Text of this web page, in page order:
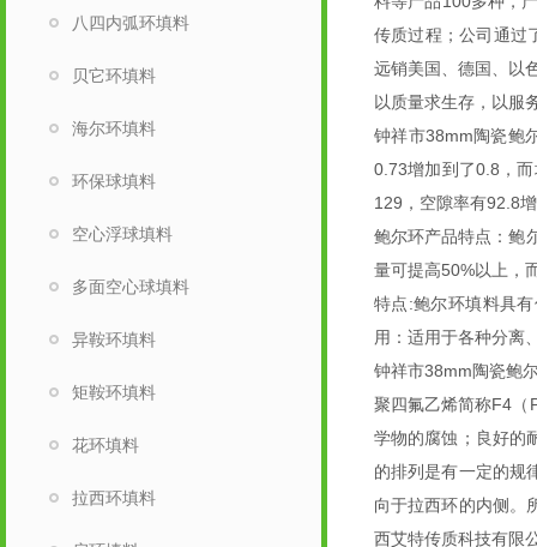
八四内弧环填料
贝它环填料
海尔环填料
环保球填料
空心浮球填料
多面空心球填料
异鞍环填料
矩鞍环填料
花环填料
拉西环填料
传质过程；公司通过
远销美国、德国、以
以 质量求生存，以服
钟祥市38mm陶瓷鲍
0.73增加到了0.8，
129，空隙率有92.8
鲍尔环产品特点：鲍
量可提高50%以上，
特点:鲍尔环填料具
用：适用于各种分离
钟祥市38mm陶瓷鲍
聚四氟乙烯简称F4（
学物的腐蚀；良好的
的排列是有一定的规
向于拉西环的内侧。
西艾特传质科技有限